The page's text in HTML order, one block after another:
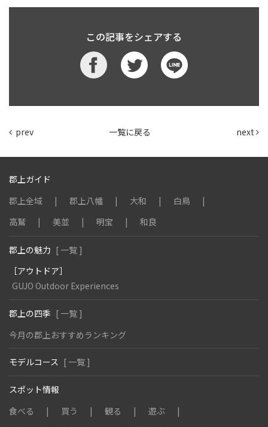
この記事をシェアする
prev 一覧に戻る next
郡上ガイド
郡上全域
郡上八幡 大和
白鳥
高鷲
美並 明宝 和良
郡上の魅力 [ 一覧 ]
［アウトドア］
GUJO Outdoor Experiences
郡上の四季 [ 一覧 ]
今月の郡上おすすめランキング
モデルコース [ 一覧 ]
スポット情報
食べる
買う 観る
遊ぶ